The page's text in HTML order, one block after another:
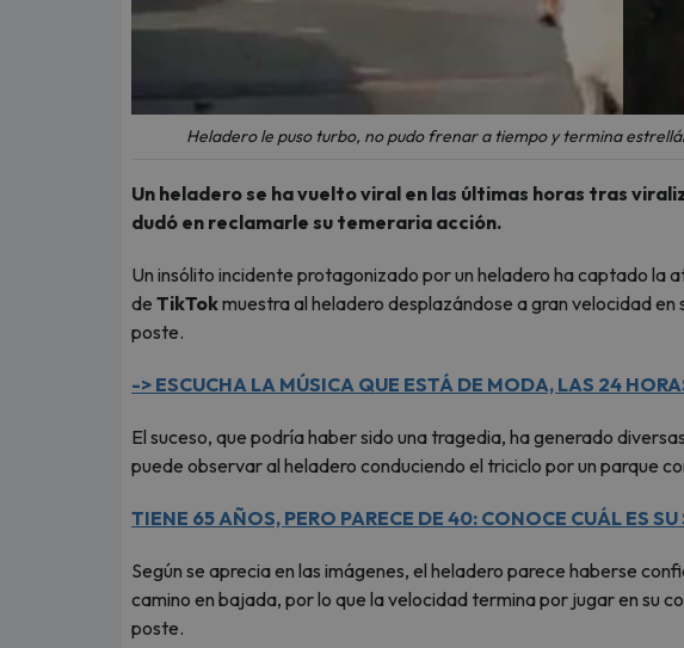
Heladero le puso turbo, no pudo frenar a tiempo y termina
Un heladero se ha vuelto viral en las últimas horas tras
dudó en reclamarle su temeraria acción.
Un insólito incidente protagonizado por un heladero ha captado la
de TikTokmuestra al heladero desplazándose a gran velocidad
poste.
-> ESCUCHA LA MÚSICA QUE ESTÁ DE MODA, LAS 24
El suceso, que podría haber sido una tragedia, ha generado
puede observar al heladero conduciendo el triciclo por un parque
TIENE 65 AÑOS, PERO PARECE DE 40: CONOCE CUÁL ES SU
Según se aprecia en las imágenes, el heladero parece haberse
camino en bajada, por lo que la velocidad termina por jugar en su
poste.